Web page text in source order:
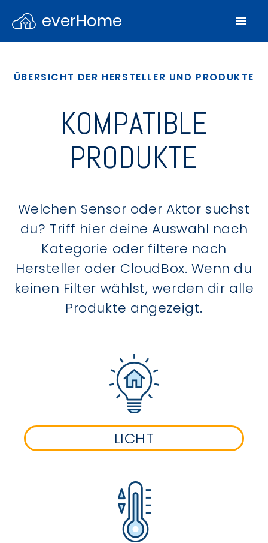
everHome
ÜBERSICHT DER HERSTELLER UND PRODUKTE
KOMPATIBLE
PRODUKTE
Welchen Sensor oder Aktor suchst
du? Triff hier deine Auswahl nach
Kategorie oder filtere nach
Hersteller oder CloudBox. Wenn du
keinen Filter wählst, werden dir alle
Produkte angezeigt.
LICHT